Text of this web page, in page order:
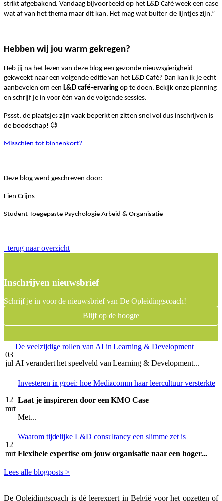
strikt afgebakend. Vandaag bijvoorbeeld op het L&D Café week een case
wat af van het thema maar dit kan. Het mag wat buiten de lijntjes zijn.”
Hebben wij jou warm gekregen?
Heb jij na het lezen van deze blog een gezonde nieuwsgierigheid
gekweekt naar een volgende editie van het L&D Café? Dan kan ik je echt
aanbevelen om een L&D café-ervaring op te doen. Bekijk onze planning
en schrijf je in voor één van de volgende sessies.
Pssst, de plaatsjes zijn vaak beperkt en zitten snel vol dus inschrijven is
de boodschap! 😉
Misschien tot binnenkort?
Deze blog werd geschreven door:
Fien Crijns
Student Toegepaste Psychologie Arbeid & Organisatie
terug naar overzicht
Inschrijven nieuwsbrief
Schrijf je in voor de nieuwsbrief van De Opleidingscoach!
Blijf op de hoogte
03
jul
De veelzijdige rollen van AI in Learning & Development
AI verandert het speelveld van Learning & Development...
12
mrt
Investeren in groei: hoe Mediacomm haar leercultuur versterkte
Laat je inspireren door een KMO Case
Met...
12
mrt
Waarom tijdelijke L&D consultancy een slimme zet is
Flexibele expertise om jouw organisatie naar een hoger...
Lees alle blogposts >
De Opleidingscoach is dé leerexpert in België voor het opzetten of